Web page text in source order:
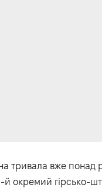
тривала вже понад
окремий гірсько-